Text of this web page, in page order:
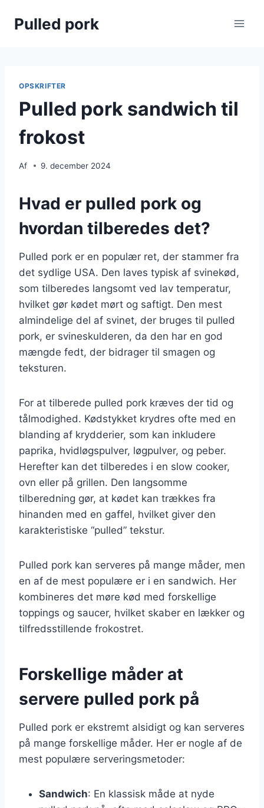
Pulled pork
OPSKRIFTER
Pulled pork sandwich til
frokost
Af 9. december 2024
Hvad er pulled pork og
hvordan tilberedes det?
Pulled pork er en populær ret, der stammer fra
det sydlige USA. Den laves typisk af svinekød,
som tilberedes langsomt ved lav temperatur,
hvilket gør kødet mørt og saftigt. Den mest
almindelige del af svinet, der bruges til pulled
pork, er svineskulderen, da den har en god
mængde fedt, der bidrager til smagen og
teksturen.
For at tilberede pulled pork kræves der tid og
tålmodighed. Kødstykket krydres ofte med en
blanding af krydderier, som kan inkludere
paprika, hvidløgspulver, løgpulver, og peber.
Herefter kan det tilberedes i en slow cooker,
ovn eller på grillen. Den langsomme
tilberedning gør, at kødet kan trækkes fra
hinanden med en gaffel, hvilket giver den
karakteristiske “pulled” tekstur.
Pulled pork kan serveres på mange måder, men
en af de mest populære er i en sandwich. Her
kombineres det møre kød med forskellige
toppings og saucer, hvilket skaber en lækker og
tilfredsstillende frokostret.
Forskellige måder at
servere pulled pork på
Pulled pork er ekstremt alsidigt og kan serveres
på mange forskellige måder. Her er nogle af de
mest populære serveringsmetoder:
Sandwich: En klassisk måde at nyde